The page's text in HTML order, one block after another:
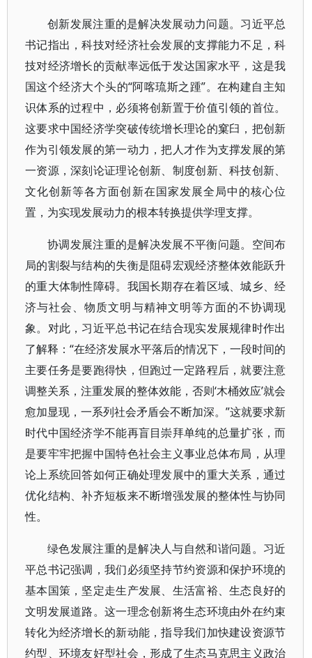
创新发展注重的是解决发展动力问题。习近平总
书记指出，科技对经济社会发展的支撑能力不足，科
技对经济增长的贡献率远低于发达国家水平，这是我
国这个经济大个头的“阿喀琉斯之踵”。在构建自主知
识体系的过程中，必须将创新置于价值引领的首位。
这要求中国经济学突破传统增长理论的窠臼，把创新
作为引领发展的第一动力，把人才作为支撑发展的第
一资源，深刻论证理论创新、制度创新、科技创新、
文化创新等各方面创新在国家发展全局中的核心位
置，为实现发展动力的根本转换提供学理支撑。
协调发展注重的是解决发展不平衡问题。空间布
局的割裂与结构的失衡是阻碍宏观经济整体效能跃升
的重大体制性障碍。我国长期存在着区域、城乡、经
济与社会、物质文明与精神文明等方面的不协调现
象。对此，习近平总书记在结合现实发展规律时作出
了解释：“在经济发展水平落后的情况下，一段时间的
主要任务是要跑得快，但跑过一定路程后，就要注意
调整关系，注重发展的整体效能，否则‘木桶效应’就会
愈加显现，一系列社会矛盾会不断加深。”这就要求新
时代中国经济学不能再盲目崇拜单纯的总量扩张，而
是要牢牢把握中国特色社会主义事业总体布局，从理
论上系统回答如何正确处理发展中的重大关系，通过
优化结构、补齐短板来不断增强发展的整体性与协同
性。
绿色发展注重的是解决人与自然和谐问题。习近
平总书记强调，我们必须坚持节约资源和保护环境的
基本国策，坚定走生产发展、生活富裕、生态良好的
文明发展道路。这一理念创新将生态环境由外在约束
转化为经济增长的新动能，指导我们加快建设资源节
约型、环境友好型社会，形成了生态马克思主义政治